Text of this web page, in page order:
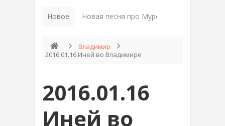
Новое История «Дома Куренкова»_
Владимир
2016.01.16 Иней во Владимире
2016.01.16
Иней во